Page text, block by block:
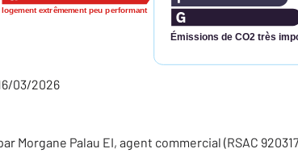
logement extrêmement peu performant
Émissions de CO2 très
03/2026
Morgane Palau EI, agent commercial (RSAC